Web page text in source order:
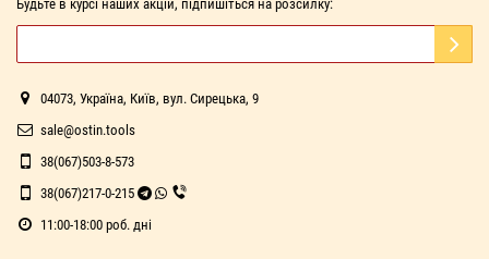
Будьте в курсі наших акцій, підпишіться на розсилку:
04073, Україна, Київ, вул. Сирецька, 9
sale@ostin.tools
38(067)503-8-573
38(067)217-0-215
11:00-18:00 роб. дні